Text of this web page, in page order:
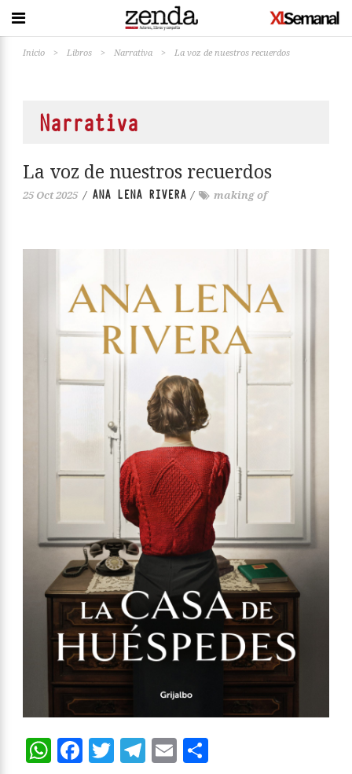
Inicio > Libros > Narrativa > La voz de nuestros recuerdos
Narrativa
La voz de nuestros recuerdos
25 Oct 2025 / ANA LENA RIVERA / making of
WhatsApp
Facebook
Twitter
Telegram
Email